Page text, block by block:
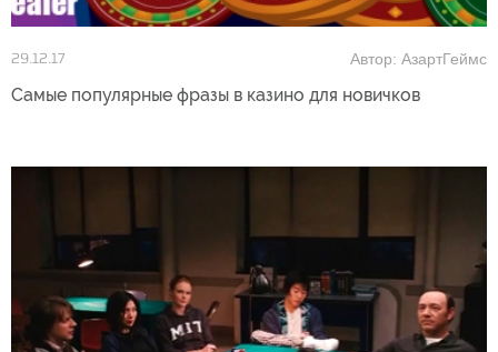
29.12.17 Автор: АзартГеймс
Самые популярные фразы в казино для новичков